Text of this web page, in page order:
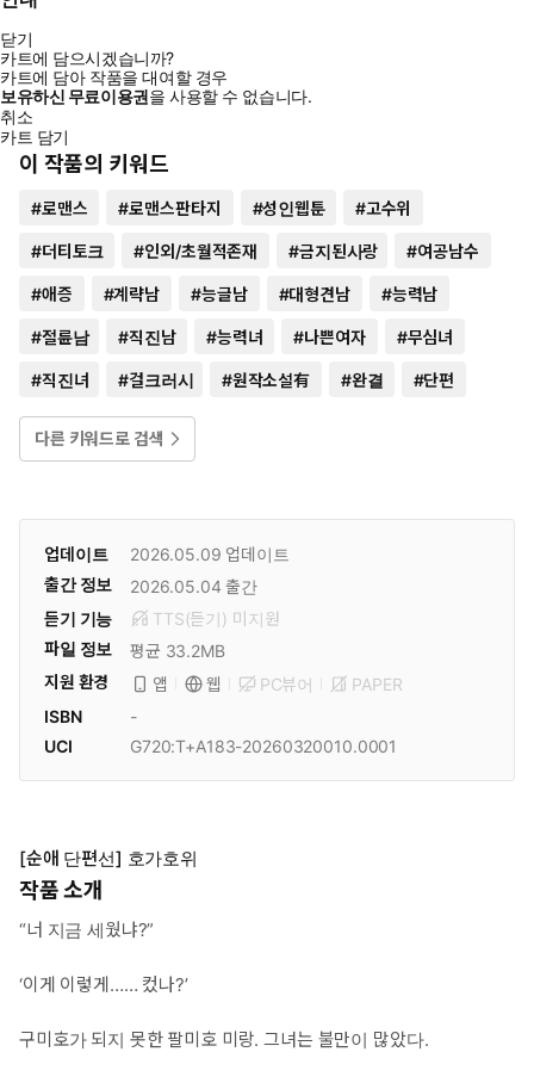
닫기
카트에 담으시겠습니까?
카트에 담아 작품을 대여할 경우
보유하신 무료이용권을 사용할 수 없습니다.
취소
카트 담기
이 작품의 키워드
#로맨스 #로맨스판타지 #성인웹툰 #고수위
#더티토크 #인외/초월적존재 #금지된사랑 #여공남수
#애증 #계략남 #능글남 #대형견남 #능력남
#절륜남 #직진남 #능력녀 #나쁜여자 #무심녀
#직진녀 #걸크러시 #원작소설有 #완결 #단편
다른 키워드로 검색
업데이트 2026.05.09 업데이트
출간 정보
2026.05.04 출간
듣기 기능
TTS(듣기) 미 지원
파일 정보
평균 33.2MB
지원 환경
앱 웹 PC뷰어
PAPER
ISBN
-
UCI
G720:T+A183-20260320010.0001
[순애 단편선] 호가호위
작품 소개
“너 지금 세웠냐?”
‘이게 이렇게…… 컸나?’
구미호가 되지 못한 팔미호 미랑. 그녀는 불만이 많았다.